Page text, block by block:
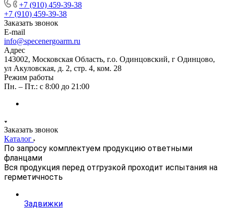
+7 (910) 459-39-38
+7 (910) 459-39-38
Заказать звонок
E-mail
info@specenergoarm.ru
Адрес
143002, Московская Область, г.о. Одинцовский, г Одинцово,
ул Акуловская, д. 2, стр. 4, ком. 28
Режим работы
Пн. – Пт.: с 8:00 до 21:00
Заказать звонок
Каталог
По запросу комплектуем продукцию ответными
фланцами
Вся продукция перед отгрузкой проходит испытания на
герметичность
Задвижки